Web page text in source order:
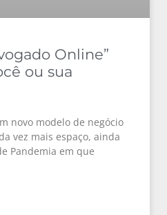
Online”
ou sua
novo modelo de negócio
vez mais espaço, ainda
Pandemia em que